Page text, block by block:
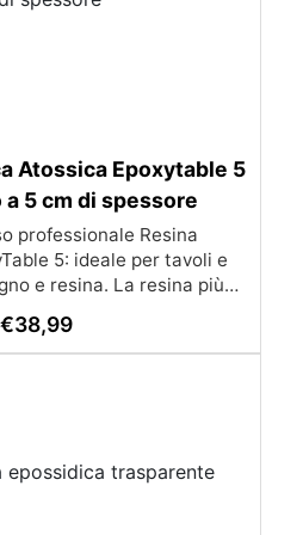
Atossica Epoxytable 5
5 cm di spessore
professionale Resina
5: ideale per tavoli e
e resina. La resina più
alto spessore fino a 5 cm.
Realizzazione di tavoli in
Colate riempitive in
stampi e cassaforme
✅ Bassissima
€38,99